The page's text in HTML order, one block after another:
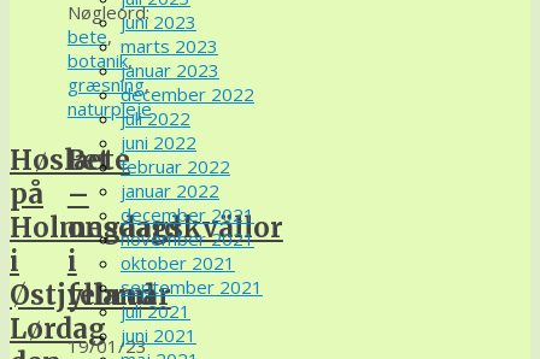
Nøgleord:
bete,
botanik,
græsning,
naturpleje
Høslæt
på
Holmegaard
i
Østjylland
Lørdag
Bete
–
onsdagskvällor
i
februar
19/01/23
juni 2023
marts 2023
januar 2023
december 2022
juli 2022
juni 2022
februar 2022
januar 2022
december 2021
november 2021
oktober 2021
september 2021
juli 2021
juni 2021